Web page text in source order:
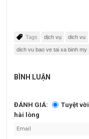
Tags dịch vụ dich vu
dich vu bao ve tai xa binh my
BÌNH LUẬN
ĐÁNH GIÁ: Tuyệt vời
hài lòng